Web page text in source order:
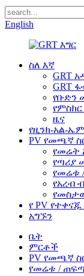
English
ስለ እኛ
GRT
GRT
የቡድን
ዜና
የዚንክ-አል-
PV የመጫኛ
የመሬት
የጣሪያ
የመሬቱ
የአረብ
የ PV
አግኙን
ቤት
ምርቶች
PV የመጫኛ
የመሬቱ /